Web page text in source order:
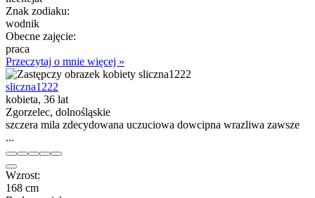
Znak zodiaku:
wodnik
Obecne zajęcie:
praca
Przeczytaj o mnie więcej »
sliczna1222
kobieta, 36 lat
Zgorzelec, dolnośląskie
szczera mila zdecydowana uczuciowa dowcipna wrazliwa zawsze
...
Wzrost:
168 cm